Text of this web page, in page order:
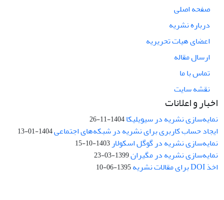
صفحه اصلی
درباره نشریه
اعضای هیات تحریریه
ارسال مقاله
تماس با ما
نقشه سایت
اخبار و اعلانات
نمایه‌سازی نشریه در سیویلیکا1404-11-26
ایجاد حساب کاربری برای نشریه در شبکه‌های اجتماعی1404-01-13
نمایه‌سازی نشریه در گوگل اسکولار 1403-10-15
نمایه‌سازی نشریه در مگیران1399-03-23
اخذ DOI برای مقالات نشریه 1395-06-10